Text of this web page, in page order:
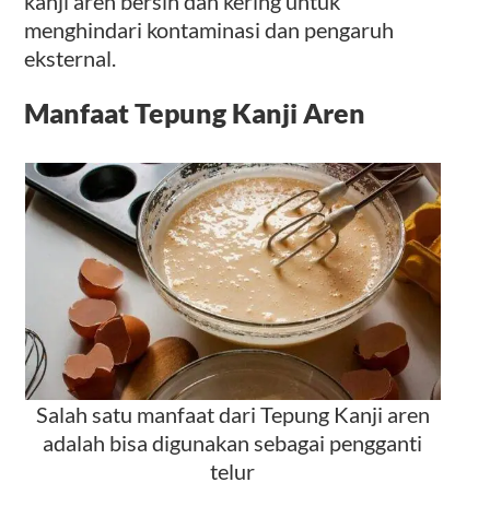
menghindari kontaminasi dan pengaruh
eksternal.
Manfaat Tepung Kanji Aren
Salah satu manfaat dari Tepung Kanji aren
adalah bisa digunakan sebagai pengganti
telur